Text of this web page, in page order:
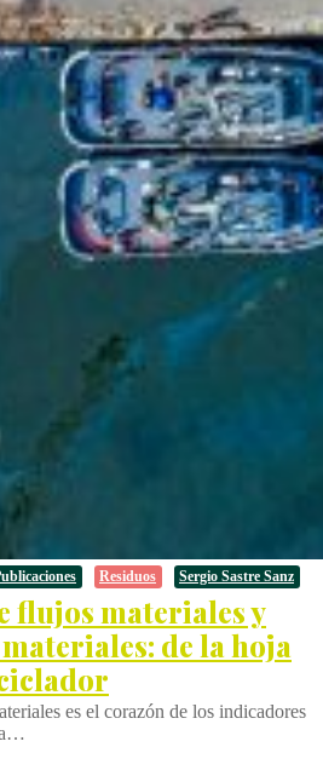
Residuos Sergio Sastre Sanz
flujos materiales y
de la hoja
es el corazón de los indicadores